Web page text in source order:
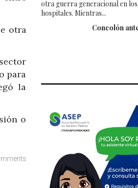
otra
para
la
o
otra guerra generacional en los
hospitales. Mientras...
Concolón